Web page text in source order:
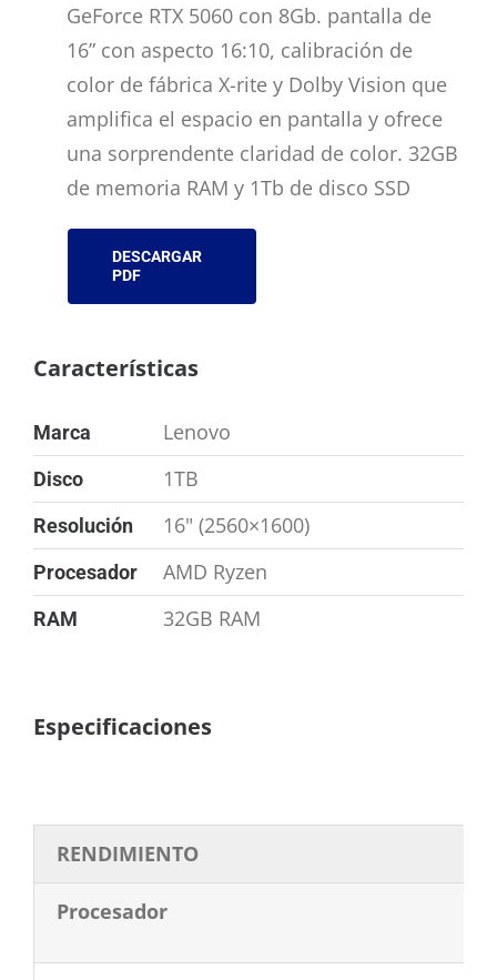
GeForce RTX 5060 con 8Gb. pantalla de
16” con aspecto 16:10, calibración de
color de fábrica X-rite y Dolby Vision que
amplifica el espacio en pantalla y ofrece
una sorprendente claridad de color. 32GB
de memoria RAM y 1Tb de disco SSD
DESCARGAR
PDF
Características
Marca Lenovo
Disco 1TB
Resolución 16" (2560×1600)
Procesador AMD Ryzen
RAM 32GB RAM
Especificaciones
RENDIMIENTO
Procesador